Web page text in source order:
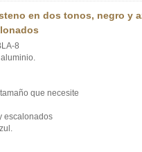
en dos tonos, negro y
8
que necesite
escalonados